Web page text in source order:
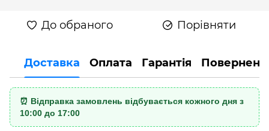
До обраного Порівняти
Доставка Оплата Гарантія
⏰ Відправка замовлень відбувається кожного дня з
10:00 до 17:00